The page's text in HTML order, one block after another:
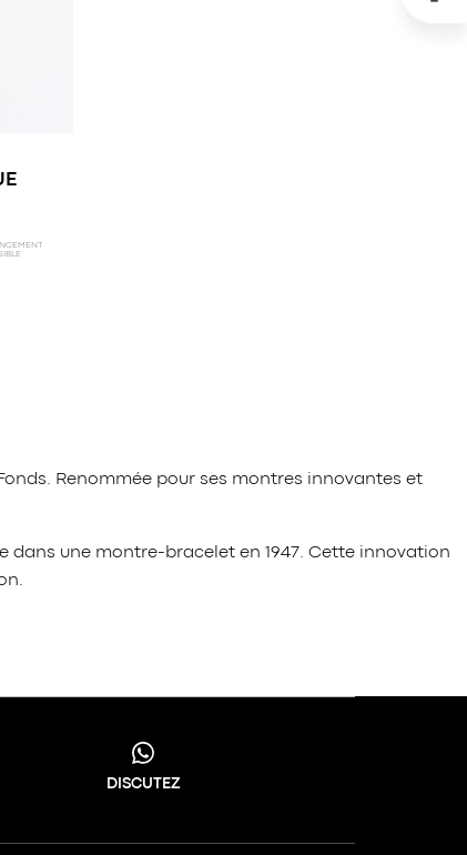
Renommée pour ses montres innovantes et
dans une montre-bracelet en 1947. Cette innovation
DISCUTEZ